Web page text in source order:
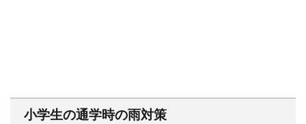
小学生の通学時の雨対策